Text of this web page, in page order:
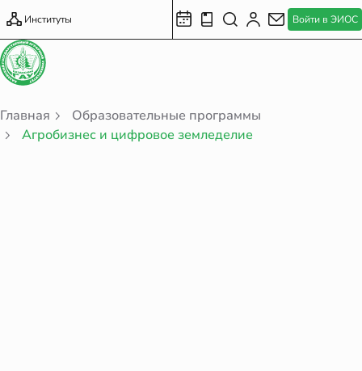
Институты Войти в ЭИОС
Главная
Образовательные программы
Агробизнес и цифровое земледелие